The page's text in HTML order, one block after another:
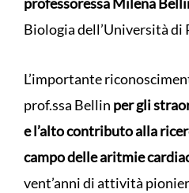
Biologia dell’Università di
L’importante
prof.ssa Bellin per gli
e l’alto contributo alla
campo delle aritmie
vent’anni di attività